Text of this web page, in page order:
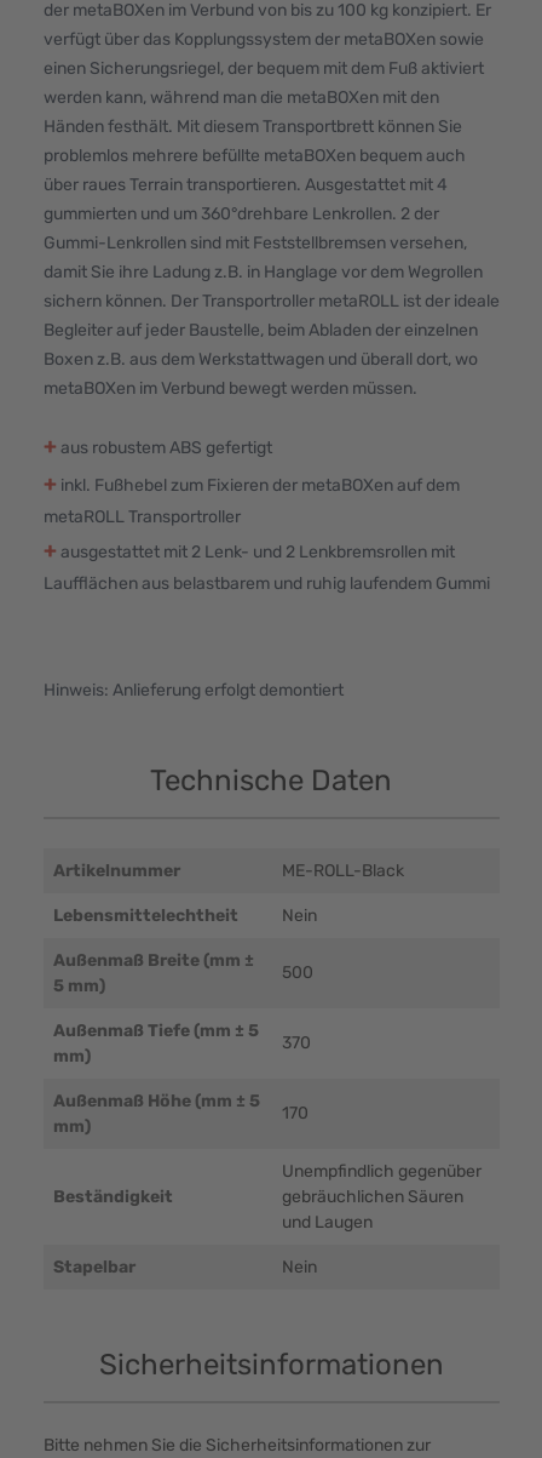
der metaBOXen im Verbund von bis zu 100 kg konzipiert. Er
verfügt über das Kopplungssystem der metaBOXen sowie
einen Sicherungsriegel, der bequem mit dem Fuß aktiviert
werden kann, während man die metaBOXen mit den
Händen festhält. Mit diesem Transportbrett können Sie
problemlos mehrere befüllte metaBOXen bequem auch
über raues Terrain transportieren. Ausgestattet mit 4
gummierten und um 360°drehbare Lenkrollen. 2 der
Gummi-Lenkrollen sind mit Feststellbremsen versehen,
damit Sie ihre Ladung z.B. in Hanglage vor dem Wegrollen
sichern können. Der Transportroller metaROLL ist der ideale
Begleiter auf jeder Baustelle, beim Abladen der einzelnen
Boxen z.B. aus dem Werkstattwagen und überall dort, wo
metaBOXen im Verbund bewegt werden müssen.
+ aus robustem ABS gefertigt
+ inkl. Fußhebel zum Fixieren der metaBOXen auf dem
metaROLL Transportroller
+ ausgestattet mit 2 Lenk- und 2 Lenkbremsrollen mit
Laufflächen aus belastbarem und ruhig laufendem Gummi
Hinweis: Anlieferung erfolgt demontiert
Technische Daten
Artikelnummer ME-ROLL-Black
Lebensmittelechtheit Nein
Außenmaß Breite (mm ±
5 mm)
500
Außenmaß Tiefe (mm ± 5
mm)
370
Außenmaß Höhe (mm ± 5
mm)
170
Beständigkeit
Unempfindlich gegenüber
gebräuchlichen Säuren
und Laugen
Stapelbar Nein
Sicherheitsinformationen
Bitte nehmen Sie die Sicherheitsinformationen zur